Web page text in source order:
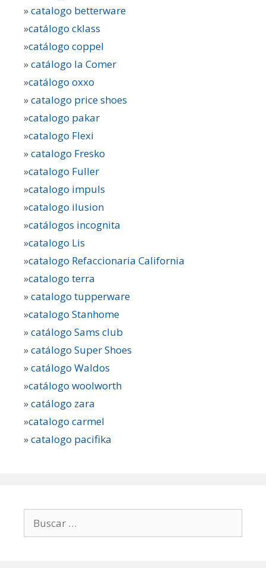
»catalogo betterware
»catálogo cklass
»catálogo coppel
»catálogo la Comer
»catálogo oxxo
»catalogo price shoes
»catalogo pakar
»catalogo Flexi
»catalogo Fresko
»catalogo Fuller
»catalogo impuls
»catalogo ilusion
»catálogos incognita
»catalogo Lis
»catalogo Refaccionaria California
»catalogo terra
»catalogo tupperware
»catalogo Stanhome
»catálogo Sams club
»catálogo Super Shoes
»catálogo Waldos
»catálogo woolworth
»catálogo zara
»catalogo carmel
»catalogo pacifika